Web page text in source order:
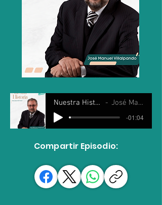
Nuestra Historia 18 Junio 2025 José Manuel Villalpando
-01:04
Compartir Episodio: